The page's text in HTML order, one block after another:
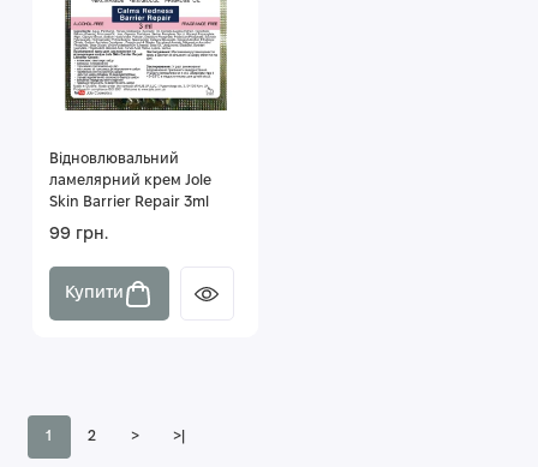
Відновлювальний
ламелярний крем Jole
Skin Barrier Repair 3ml
99 грн.
Купити
1 2 > >|